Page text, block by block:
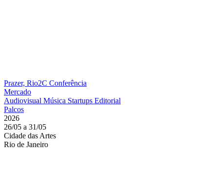
Prazer, Rio2C Conferência
Mercado
Audiovisual Música Startups Editorial
Palcos
2026
26/05 a 31/05
Cidade das Artes
Rio de Janeiro